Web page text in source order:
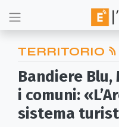
TERRITORIO
Bandiere
i comuni:
sistema